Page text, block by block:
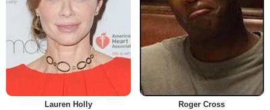
Lauren Holly Roger Cross